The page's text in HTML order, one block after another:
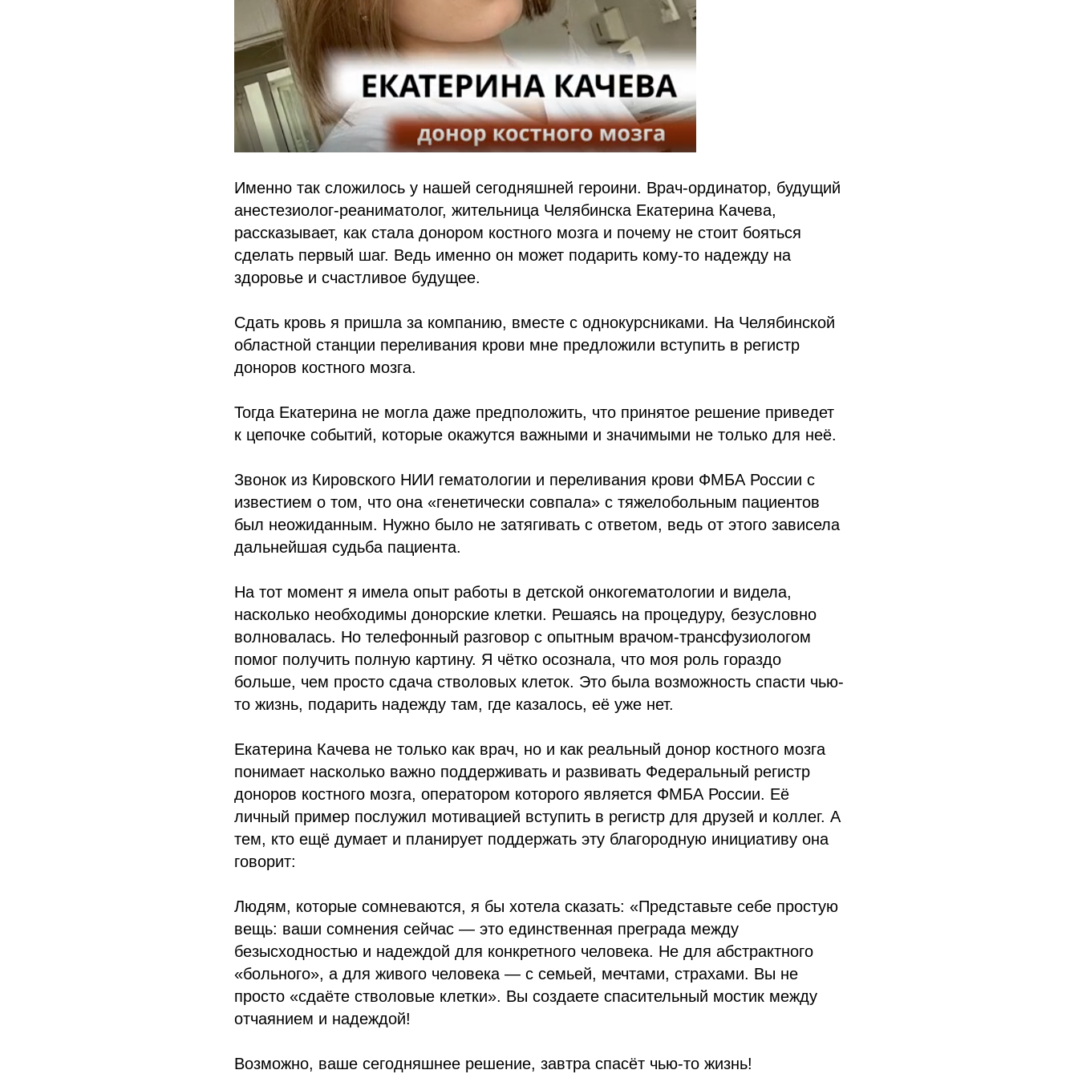
Именно так сложилось у нашей сегодняшней героини. Врач-ординатор, будущий
анестезиолог-реаниматолог, жительница Челябинска Екатерина Качева,
рассказывает, как стала донором костного мозга и почему не стоит бояться
сделать первый шаг. Ведь именно он может подарить кому-то надежду на
здоровье и счастливое будущее.
Сдать кровь я пришла за компанию, вместе с однокурсниками. На Челябинской
областной станции переливания крови мне предложили вступить в регистр
доноров костного мозга.
Тогда Екатерина не могла даже предположить, что принятое решение приведет
к цепочке событий, которые окажутся важными и значимыми не только для неё.
Звонок из Кировского НИИ гематологии и переливания крови ФМБА России с
известием о том, что она «генетически совпала» с тяжелобольным пациентов
был неожиданным. Нужно было не затягивать с ответом, ведь от этого зависела
дальнейшая судьба пациента.
На тот момент я имела опыт работы в детской онкогематологии и видела,
насколько необходимы донорские клетки. Решаясь на процедуру, безусловно
волновалась. Но телефонный разговор с опытным врачом-трансфузиологом
помог получить полную картину. Я чётко осознала, что моя роль гораздо
больше, чем просто сдача стволовых клеток. Это была возможность спасти чью-
то жизнь, подарить надежду там, где казалось, её уже нет.
Екатерина Качева не только как врач, но и как реальный донор костного мозга
понимает насколько важно поддерживать и развивать Федеральный регистр
доноров костного мозга, оператором которого является ФМБА России. Её
личный пример послужил мотивацией вступить в регистр для друзей и коллег. А
тем, кто ещё думает и планирует поддержать эту благородную инициативу она
говорит:
Людям, которые сомневаются, я бы хотела сказать: «Представьте себе простую
вещь: ваши сомнения сейчас — это единственная преграда между
безысходностью и надеждой для конкретного человека. Не для абстрактного
«больного», а для живого человека — с семьей, мечтами, страхами. Вы не
просто «сдаёте стволовые клетки». Вы создаете спасительный мостик между
отчаянием и надеждой!
Возможно, ваше сегодняшнее решение, завтра спасёт чью-то жизнь!